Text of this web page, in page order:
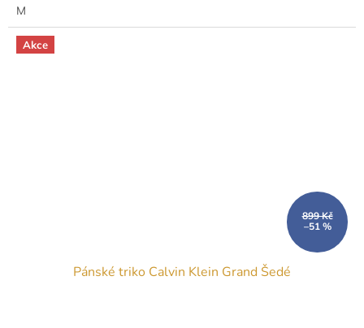
M
Akce
899 Kč
–51 %
Pánské triko Calvin Klein Grand Šedé